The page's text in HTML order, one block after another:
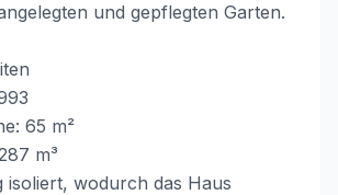
und gepflegten Garten.
65 m²
m³
isoliert, wodurch das Haus